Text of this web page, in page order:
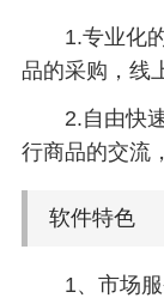
1.专业化
品的采购，线
2.自由快
行商品的交流
软件特色
1、市场